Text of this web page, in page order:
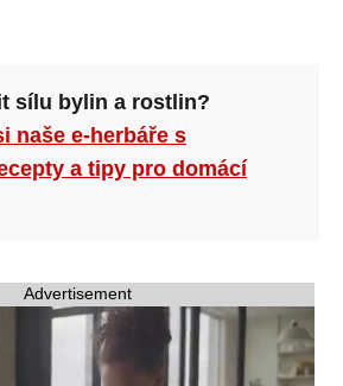
sílu bylin a rostlin?
naše e-herbáře s
a tipy pro domácí
Advertisement